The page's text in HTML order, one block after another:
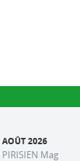
AOÛT 2026
PIRISIEN Mag